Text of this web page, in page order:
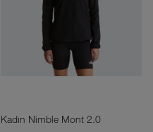
Kadın Nimble Mont 2.0